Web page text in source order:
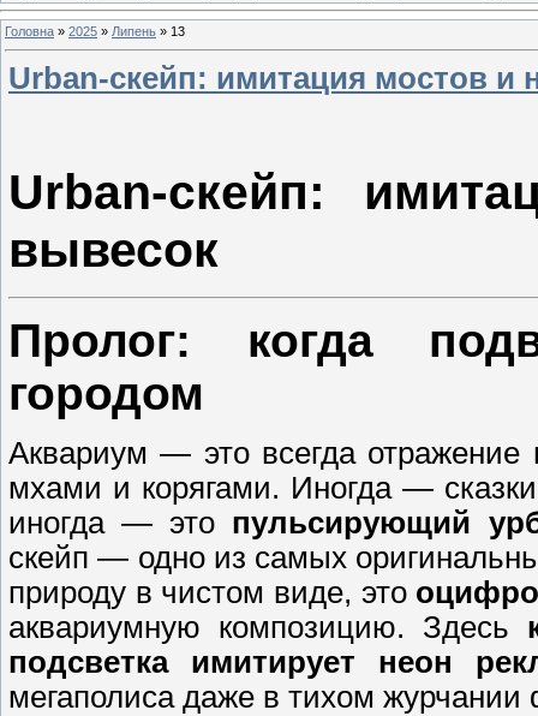
Головна » 2025 » Липень » 13
Urban-скейп: имитация мостов и
Urban-скейп:
вывесок
Пролог: когда
городом
Аквариум — это всегда
мхами и корягами. Иногда —
иногда — это пульсирующий
скейп — одно из самых
природу в чистом виде, это
аквариумную композицию. Здесь
подсветка имитирует неон
мегаполиса даже в тихом журчании